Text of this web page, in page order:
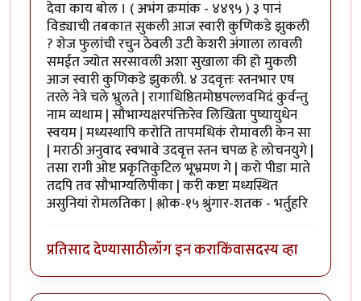
देवा काय बोल । ( अभंग क्रमांक - ४४९५ ) ३ पानं
विड्याची तबकात सुकली आज स्वारी कुणिकडे झुकली
? शेज फुलांची रचुन ठेवली उटी केशरी अंगाला लावली
समईत ज्योत सरसावली अशा सुखाला की हो मुकली
आज स्वारी कुणिकडे झुकली. ४ उदवृत्तः स्तनभार एष
तरले नेत्रे चले भ्रुलते | रागाधिष्ठितमोष्ठपल्लवमिदं कुर्वन्तु
नाम व्यथाम | सौभाग्यक्षरपंक्तिरेव लिखिता पुष्यायुधेन
स्वयम | मध्यस्थापि करोति तापमधिकं रोमावली केन सा
| मराठी अनुवाद स्वभावे उदवृत्त स्तन चपळ हे लोचनयुगे |
तसा रागी ओष्ट प्रकृतिकुटिल भूभ्रमण गे | करो पीडा माते
तदपि तव सौभाग्यलिपीका | करी कष्टा मध्यस्थित
असुनियां रोमलतिका | श्लोक-१५ श्रुंगार-शतक - भर्तुहरि
प्रतिसाद देण्यासाठीलॉग इन कराकिंवासदस्य व्हा